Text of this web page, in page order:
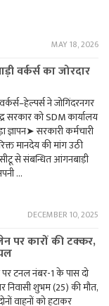
MAY 18, 2026
वर्कर्स का जोरदार
ने जोगिंदरनगर
सरकार को SDM कार्यालय
सरकारी कर्मचारी
मानदेय की मांग उठी
से संबन्धित आंगनबाड़ी
…
DECEMBER 10, 2025
पर कारों की टक्कर,
टनल नंबर-1 के पास दो
निवासी शुभम (25) की मौत,
वाहनों को हटाकर